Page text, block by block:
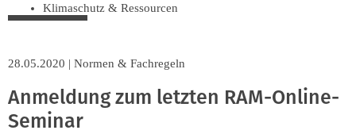
Klimaschutz & Ressourcen
Soziales & Tarifpolitik
Verband & Innungen
28.05.2020 | Normen & Fachregeln
Anmeldung zum letzten RAM-Online-
Seminar